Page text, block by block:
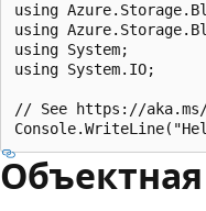
using
using
using System;
using System.IO;
// See https://